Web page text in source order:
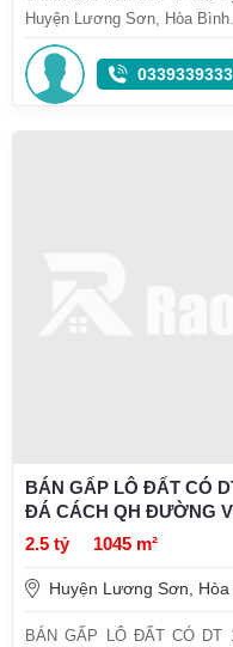
Huyện Lương Sơn, Hòa
0339339333
BÁN GẤP LÔ ĐẤT CÓ
ĐÁ CÁCH QH ĐƯỜNG
2.5 tỷ
1045 m²
Huyện Lương Sơn, Hòa
BÁN GẤP LÔ ĐẤT CÓ DT